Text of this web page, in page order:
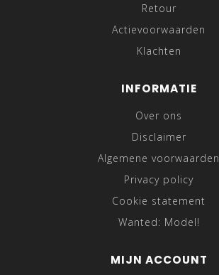
Retour
Actievoorwaarden
Klachten
INFORMATIE
Over ons
Disclaimer
Algemene voorwaarden
Privacy policy
Cookie statement
Wanted: Model!
MIJN ACCOUNT